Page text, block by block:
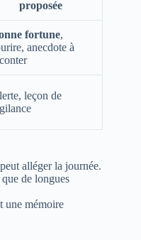
proposée
fortune,
anecdote à
leçon de
alléger la journée.
de longues
une mémoire